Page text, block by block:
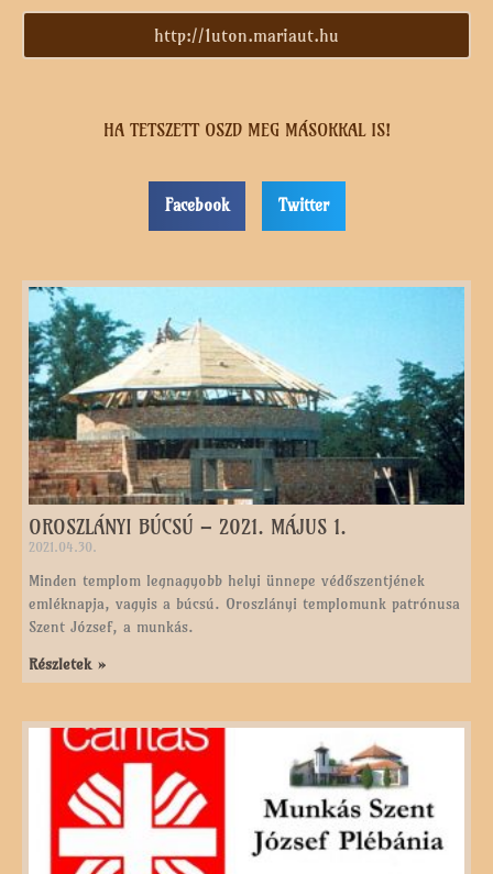
http://1uton.mariaut.hu
HA TETSZETT OSZD MEG MÁSOKKAL IS!
Facebook Twitter
OROSZLÁNYI BÚCSÚ – 2021. MÁJUS 1.
2021.04.30.
Minden templom legnagyobb helyi ünnepe védőszentjének
emléknapja, vagyis a búcsú. Oroszlányi templomunk patrónusa
Szent József, a munkás.
Részletek »